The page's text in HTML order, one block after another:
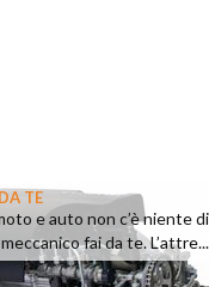
TE
e auto non c’è niente
fai da te. L’attre...